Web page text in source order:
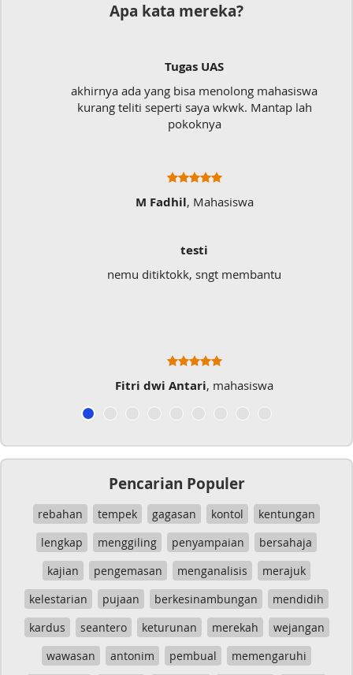
Apa kata mereka?
Tugas UAS
akhirnya ada yang bisa menolong mahasiswa
kurang teliti seperti saya wkwk. Mantap lah
pokoknya
M Fadhil, Mahasiswa
testi
nemu ditiktokk, sngt membantu
Fitri dwi Antari, mahasiswa
Pencarian Populer
rebahan tempek gagasan kontol
kentungan
lengkap
menggiling penyampaian
bersahaja
kajian
pengemasan menganalisis
merajuk
kelestarian
pujaan berkesinambungan
mendidih
kardus
seantero keturunan merekah
wejangan
wawasan
antonim pembual memengaruhi